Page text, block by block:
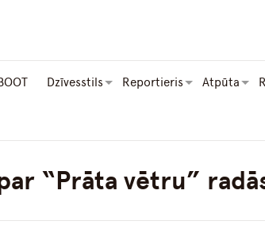
Dzīvesstils Reportieris Atpūta
“Prāta vētru”